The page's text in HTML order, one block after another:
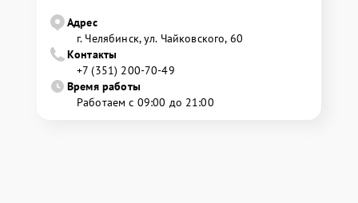
Адрес
г. Челябинск, ул. Чайковского, 60
Контакты
+7 (351) 200-70-49
Время работы
Работаем с 09:00 до 21:00